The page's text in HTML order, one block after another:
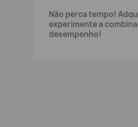
Não perca tempo!
experimente a
desempenho!